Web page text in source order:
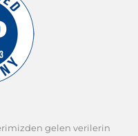
gelen verilerin